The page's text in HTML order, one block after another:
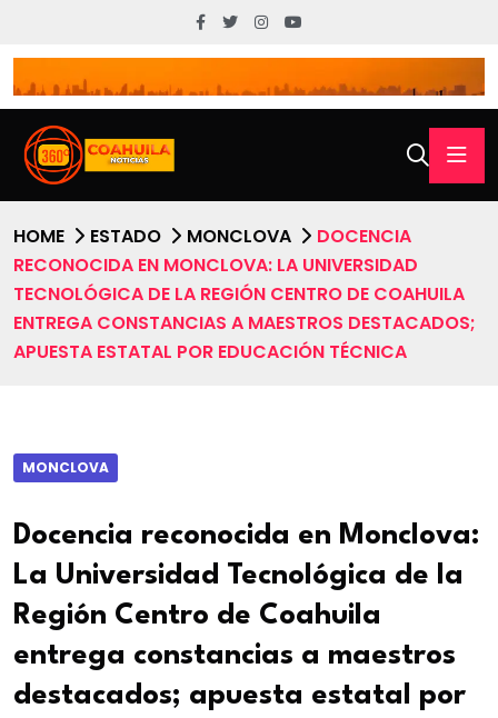
HOME ESTADO MONCLOVA
DOCENCIA
RECONOCIDA EN MONCLOVA: LA ‎UNIVERSIDAD
TECNOLÓGICA DE LA REGIÓN CENTRO DE COAHUILA
ENTREGA CONSTANCIAS A MAESTROS DESTACADOS;
APUESTA ESTATAL POR EDUCACIÓN TÉCNICA
MONCLOVA
Docencia reconocida en Monclova:
La ‎Universidad Tecnológica de la
Región Centro de Coahuila
entrega constancias a maestros
destacados; apuesta estatal por